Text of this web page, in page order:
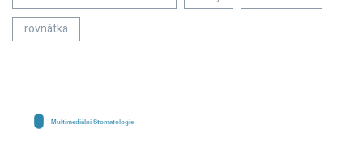
rovnátka